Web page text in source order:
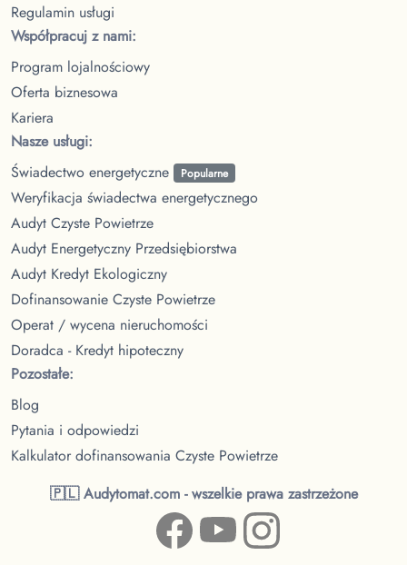
Regulamin usługi
Współpracuj z nami:
Program lojalnościowy
Oferta biznesowa
Kariera
Nasze usługi:
Świadectwo energetyczne
Popularne
Weryfikacja świadectwa energetycznego
Audyt Czyste Powietrze
Audyt Energetyczny Przedsiębiorstwa
Audyt Kredyt Ekologiczny
Dofinansowanie Czyste Powietrze
Operat / wycena nieruchomości
Doradca - Kredyt hipoteczny
Pozostałe:
Blog
Pytania i odpowiedzi
Kalkulator dofinansowania Czyste Powietrze
🇵🇱 Audytomat.com - wszelkie prawa zastrzeżone